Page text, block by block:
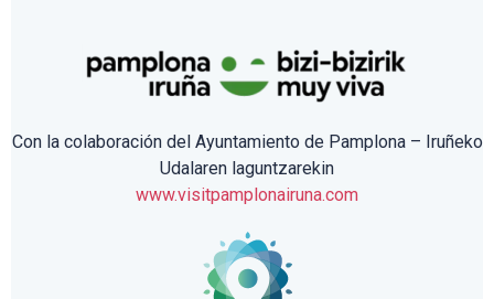
Con la colaboración del Ayuntamiento de Pamplona – Iruñeko
Udalaren laguntzarekin
www.visitpamplonairuna.com